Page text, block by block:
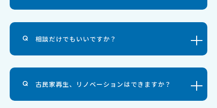
相談だけでもいいですか？
古民家再生、リノベーションはできますか？